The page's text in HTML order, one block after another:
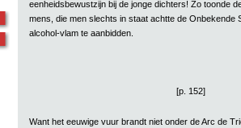
eenheidsbewustzijn bij de jonge dichters! Zo toonde
mens, die men slechts in staat achtte de Onbekende
alcohol-vlam te aanbidden.
[p. 152]
Want het eeuwige vuur brandt niet onder de Arc de